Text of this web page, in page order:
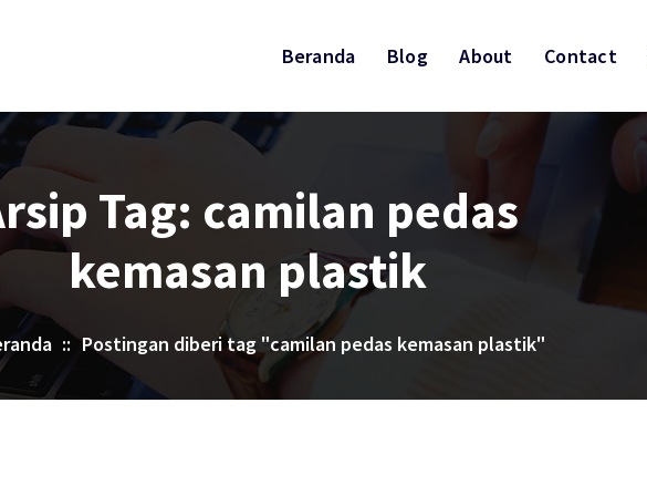
Beranda Blog About Contact
Tag: camilan pedas
kemasan plastik
:: Postingan diberi tag "camilan pedas kemasan plastik"